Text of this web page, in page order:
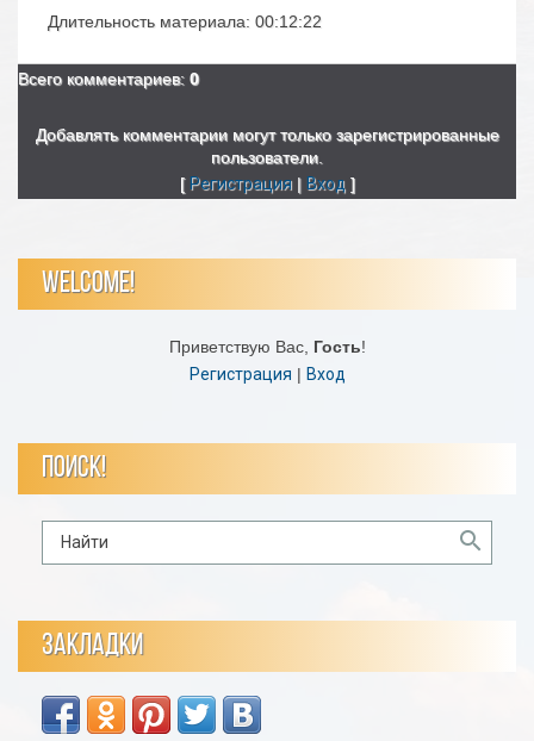
Длительность материала: 00:12:22
Всего комментариев: 0
Добавлять комментарии могут только зарегистрированные
пользователи.
[ Регистрация| Вход ]
WELCOME!
Приветствую Вас, Гость!
Регистрация | Вход
ПОИСК!
ЗАКЛАДКИ